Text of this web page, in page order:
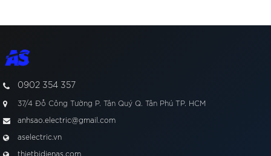
Video
0902 354 357
37/4 Đỗ Công Tường P. Tân Quý Q. Tân Phú TP. HCM
anhsao.electric@gmail.com
aselectric.vn
thietbidienas.com